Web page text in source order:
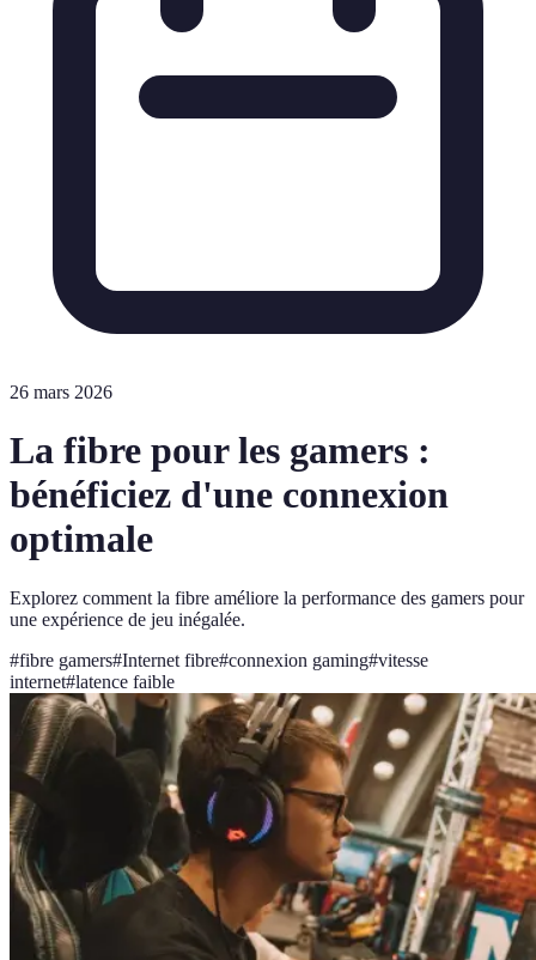
26 mars 2026
La fibre pour les gamers :
bénéficiez d'une connexion
optimale
Explorez comment la fibre améliore la performance des gamers pour
une expérience de jeu inégalée.
#fibre gamers#Internet fibre#connexion gaming#vitesse
internet#latence faible